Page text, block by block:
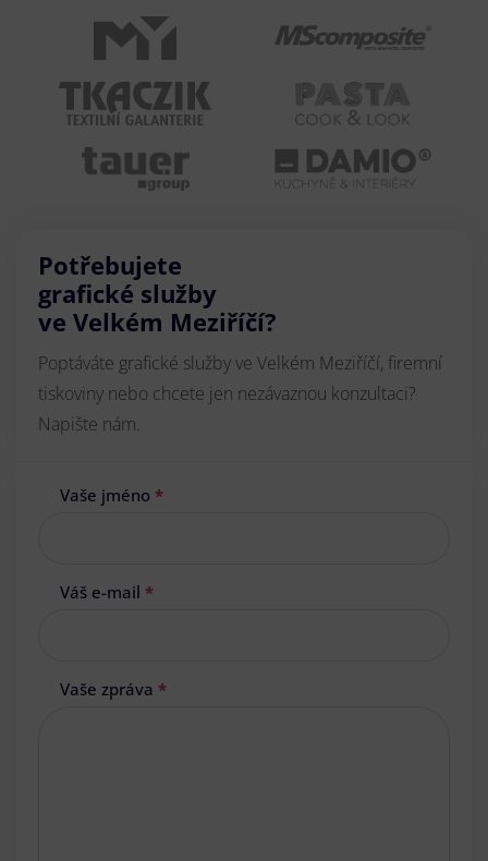
Potřebujete
grafické služby
ve Velkém Meziříčí?
Poptáváte grafické služby ve Velkém Meziříčí, firemní
tiskoviny nebo chcete jen nezávaznou konzultaci?
Napište nám.
Vaše jméno *
Váš e-mail *
Vaše zpráva *